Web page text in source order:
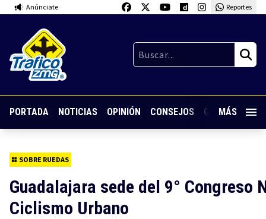
Anúnciate Reportes
PORTADA NOTICIAS OPINIÓN CONSEJOS GUARDIA
MÁS
SOBRE RUEDAS
Guadalajara sede del 9° Congreso
Ciclismo Urbano